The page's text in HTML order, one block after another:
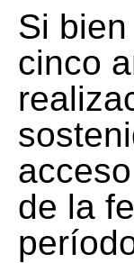
Si
cinco
de la